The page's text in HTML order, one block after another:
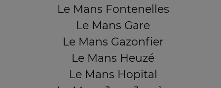
Le Mans Fontenelles
Le Mans Gare
Le Mans Gazonfier
Le Mans Heuzé
Le Mans Hopital